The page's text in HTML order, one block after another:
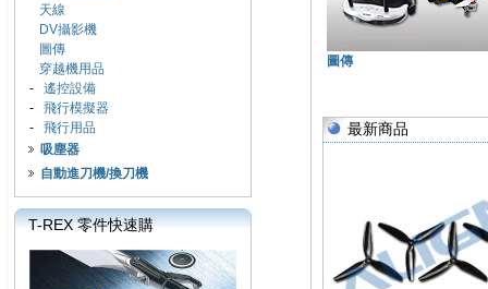
天線
DV攝影機
圖傳
穿越機用品
- 遙控設備
- 飛行模擬器
- 飛行用品
吸塵器
自動進刀機/換刀機
T-REX 零件快速購
圖傳
最新商品